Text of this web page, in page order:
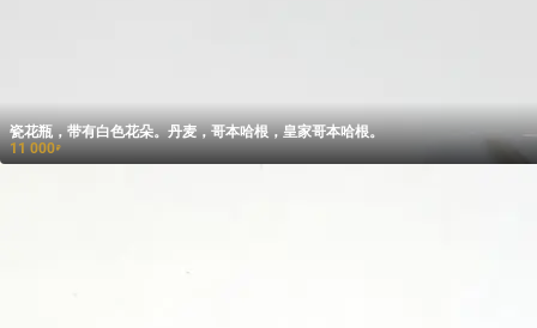
瓷花瓶，带有白色花朵。丹麦，哥本哈根，皇家哥本哈根。
11 000₽